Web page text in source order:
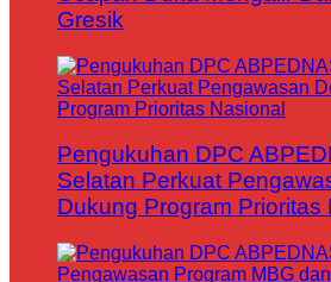
Gresik
Pengukuhan DPC
Selatan Perkuat
Dukung Program Prioritas